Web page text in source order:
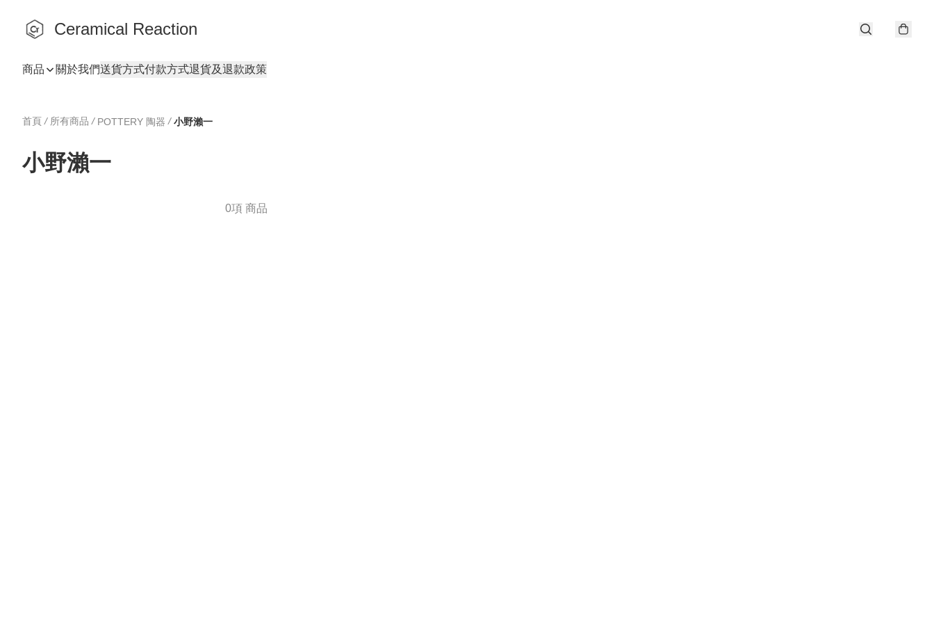
Ceramical Reaction
商品 關於我們送貨方式付款方式退貨及退款政策
首頁 / 所有商品 / POTTERY 陶器 / 小野瀨一
小野瀨一
0項 商品